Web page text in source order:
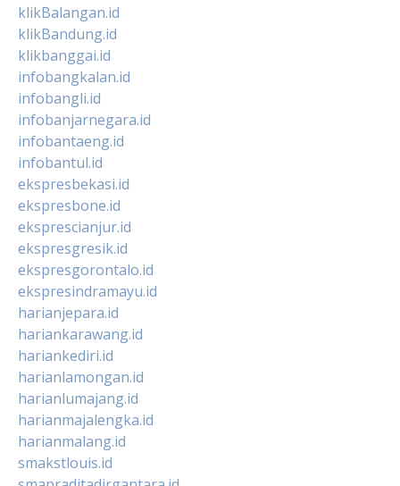
klikBalangan.id
klikBandung.id
klikbanggai.id
infobangkalan.id
infobangli.id
infobanjarnegara.id
infobantaeng.id
infobantul.id
ekspresbekasi.id
ekspresbone.id
eksprescianjur.id
ekspresgresik.id
ekspresgorontalo.id
ekspresindramayu.id
harianjepara.id
hariankarawang.id
hariankediri.id
harianlamongan.id
harianlumajang.id
harianmajalengka.id
harianmalang.id
smakstlouis.id